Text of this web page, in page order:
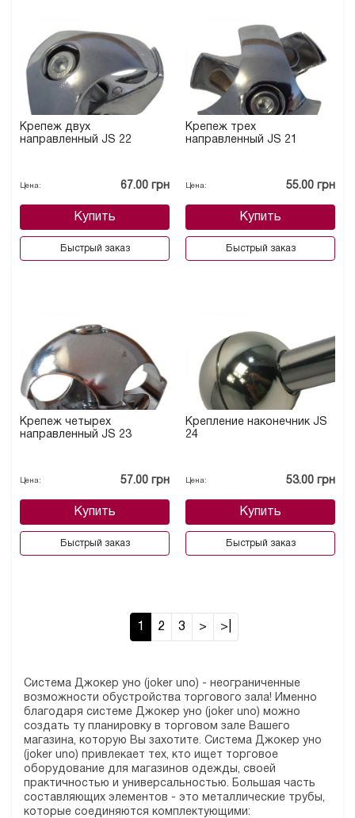
Крепеж двух
направленный JS 22
Цена: 67.00 грн
Купить
Быстрый заказ
Крепеж трех
направленный JS 21
Цена: 55.00 грн
Купить
Быстрый заказ
Крепеж четырех
направленный JS 23
Цена: 57.00 грн
Купить
Быстрый заказ
Крепление наконечник JS
24
Цена: 53.00 грн
Купить
Быстрый заказ
1 2 3 > >|
Система Джокер уно (joker uno) - неограниченные
возможности обустройства торгового зала! Именно
благодаря системе Джокер уно (joker uno) можно
создать ту планировку в торговом зале Вашего
магазина, которую Вы захотите. Система Джокер уно
(joker uno) привлекает тех, кто ищет торговое
оборудование для магазинов одежды, своей
практичностью и универсальностью. Большая часть
составляющих элементов - это металлические трубы,
которые соединяются комплектующими: